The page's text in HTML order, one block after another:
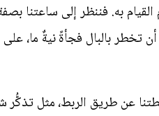
به. فننظر إلى ساعتنا
بالبال فجأةً نيةٌ ما،
عن طريق الربط، مثل